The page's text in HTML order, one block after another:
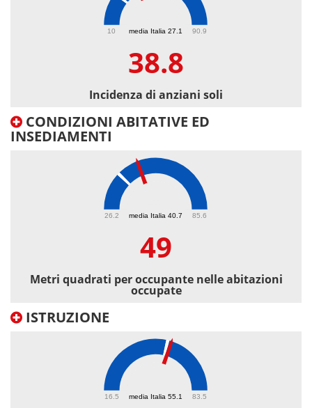
media Italia 27.1
10 90.9
38.8
Incidenza di anziani soli
CONDIZIONI ABITATIVE ED
INSEDIAMENTI
media Italia 40.7
26.2 85.6
49
Metri quadrati per occupante nelle abitazioni
occupate
ISTRUZIONE
media Italia 55.1
16.5 83.5